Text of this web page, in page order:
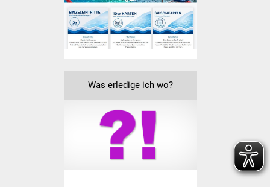
Jugendhaus
Fachteam Jugend
Stadtwerke
Suenergie
Was erledige ich wo?